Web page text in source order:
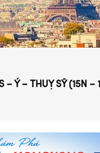
Ý – THUỴ SỸ (15N –